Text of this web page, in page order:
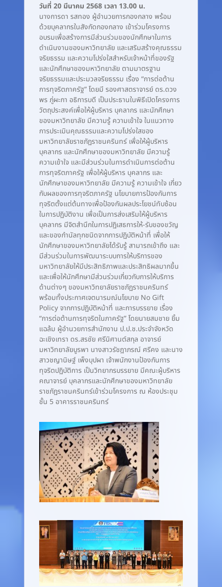
วันที่ 20 มีนาคม 2568 เวลา 13.00 น.
นางการดา รสทอง ผู้อำนวยการกองกลาง พร้อม
ด้วยบุคลากรในสังกัดกองกลาง เข้าร่วมโครงการ
อบรมเพื่อสร้างการมีส่วนร่วมของนักศึกษาในการ
ดำเนินงานของมหาวิทยาลัย และเสริมสร้างคุณธรรม
จริยธรรม และความโปร่งใสสำหรับเจ้าหน้าที่ของรัฐ
และนักศึกษาของมหาวิทยาลัย ตามมาตรฐาน
จริยธรรมและประมวลจริยธรรม เรื่อง “การต่อต้าน
การทุจริตภาครัฐ” โดยมี รองศาสตราจารย์ ดร.ดวง
พร ภู่ผะกา อธิการบดี เป็นประธานในพิธีเปิดโครงการ
วัตถุประสงค์เพื่อให้ผู้บริหาร บุคลากร และนักศึกษา
ของมหาวิทยาลัย มีความรู้ ความเข้าใจ ในแนวทาง
การประเมินคุณธรรมและความโปร่งใสของ
มหาวิทยาลัยราชภัฏราชนครินทร์ เพื่อให้ผู้บริหาร
บุคลากร และนักศึกษาของมหาวิทยาลัย มีความรู้
ความเข้าใจ และมีส่วนร่วมในการดำเนินการต่อต้าน
การทุจริตภาครัฐ เพื่อให้ผู้บริหาร บุคลากร และ
นักศึกษาของมหาวิทยาลัย มีความรู้ ความเข้าใจ เกี่ยว
กับผลของการทุจริตภาครัฐ นโยบายการป้องกันการ
ทุจริตตั้งแต่ต้นทางเพื่อป้องกันผลประโยชน์ทับซ้อน
ในการปฏิบัติงาน เพื่อเป็นการส่งเสริมให้ผู้บริหาร
บุคลากร มีจิตสำนึกในการปฏิเสธการให้-รับของขวัญ
และของกำนัลทุกชนิดจากการปฏิบัติหน้าที่ เพื่อให้
นักศึกษาของมหาวิทยาลัยได้รับรู้ สามารถเข้าถึง และ
มีส่วนร่วมในการพัฒนาระบบการให้บริการของ
มหาวิทยาลัยให้มีประสิทธิภาพและประสิทธิผลมากขึ้น
และเพื่อให้นักศึกษามีส่วนร่วมเกี่ยวกับการให้บริการ
ด้านต่างๆ ของมหาวิทยาลัยราชภัฏราชนครินทร์
พร้อมทั้งประกาศเจตนารมณ์นโยบาย No Gift
Policy จากการปฏิบัติหน้าที่ และการบรรยาย เรื่อง
“การต่อต้านการทุจริตในภาครัฐ” โดยนายสมชาย ยิ้ม
แฉล้ม ผู้อำนวยการสำนักงาน ป.ป.ช.ประจำจังหวัด
ฉะเชิงเทรา ดร.สรชัย ศรีนิศานต์สกุล อาจารย์
มหาวิทยาลัยบูรพา นางสาวรัชฎาภรณ์ ศรีคง และนาง
สาวชญานิษฐ์ เพ็งบุปผา เจ้าพนักงานป้องกันการ
ทุจริตปฏิบัติการ เป็นวิทยากรบรรยาย มีคณะผู้บริหาร
คณาจารย์ บุคลากรและนักศึกษาของมหาวิทยาลัย
ราชภัฏราชนครินทร์เข้าร่วมโครงการ ณ ห้องประชุม
ชั้น 5 อาคารราชนครินทร์